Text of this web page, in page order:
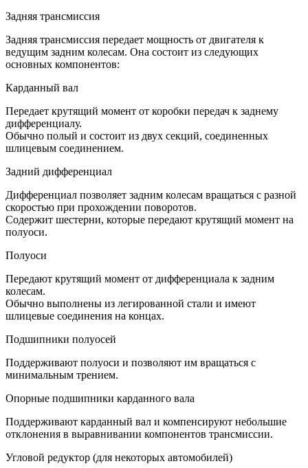
Задняя трансмиссия
Задняя трансмиссия передает мощность от двигателя к
ведущим задним колесам. Она состоит из следующих
основных компонентов:
Карданный вал
Передает крутящий момент от коробки передач к заднему
дифференциалу.
Обычно полый и состоит из двух секций, соединенных
шлицевым соединением.
Задний дифференциал
Дифференциал позволяет задним колесам вращаться с разной
скоростью при прохождении поворотов.
Содержит шестерни, которые передают крутящий момент на
полуоси.
Полуоси
Передают крутящий момент от дифференциала к задним
колесам.
Обычно выполнены из легированной стали и имеют
шлицевые соединения на концах.
Подшипники полуосей
Поддерживают полуоси и позволяют им вращаться с
минимальным трением.
Опорные подшипники карданного вала
Поддерживают карданный вал и компенсируют небольшие
отклонения в выравнивании компонентов трансмиссии.
Угловой редуктор (для некоторых автомобилей)